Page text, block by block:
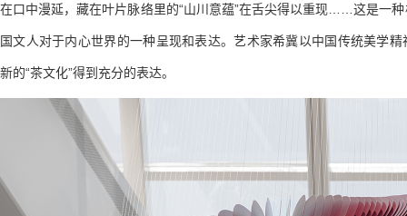
在口中漫延，藏在叶片脉络里的“山川意蕴”在舌尖得以重现……这是一
国文人对于内心世界的一种呈现和表达。艺术家希冀以中国传统美学
新的“茶文化”得到充分的表达。